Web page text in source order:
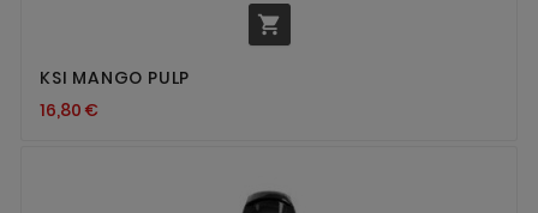

KSI MANGO PULP
16,80 €